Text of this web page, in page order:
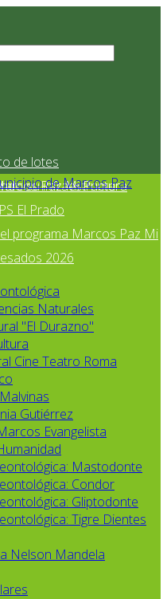
de lotes
Paz Mi Primer
su infraestructura
El Prado
programa Marcos Paz Mi
2026
Naturales
"El Durazno"
Cine Teatro Roma
Gutiérrez
Evangelista
Mastodonte
Condor
Gliptodonte
Tigre Dientes
Nelson Mandela